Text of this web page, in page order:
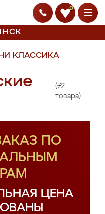
0
КЛАССИКА
(72
товара)
ПО
ЦЕНА